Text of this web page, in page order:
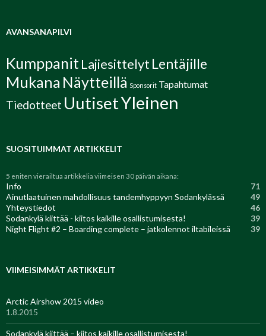
AVANSANAPILVI
Kumppanit Lajiesittelyt Lentäjille
Mukana Näytteillä Sponsorit Tapahtumat
Tiedotteet UutisetYleinen
SUOSITUIMMAT ARTIKKELIT
5 eniten vierailtua artikkelia viimeisen 30 päivän aikana:
Info
71
Ainutlaatuinen mahdollisuus tandemhyppyyn Sodankylässä
49
Yhteystiedot
46
Sodankylä kiittää - kiitos kaikille osallistumisesta!
39
Night Flight #2 – Boarding complete – jatkolennot iltabileissä
39
VIIMEISIMMÄT ARTIKKELIT
Arctic Airshow 2015 video
1.8.2015
Sodankylä kiittää – kiitos kaikille osallistumisesta!